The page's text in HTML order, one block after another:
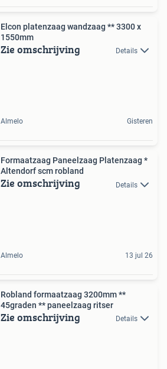
Elcon platenzaag wandzaag ** 3300 x
1550mm
Zie omschrijving Details
Almelo Gisteren
Formaatzaag Paneelzaag Platenzaag *
Altendorf scm robland
Zie omschrijving Details
Almelo 13 jul 26
Robland formaatzaag 3200mm **
45graden ** paneelzaag ritser
Zie omschrijving Details